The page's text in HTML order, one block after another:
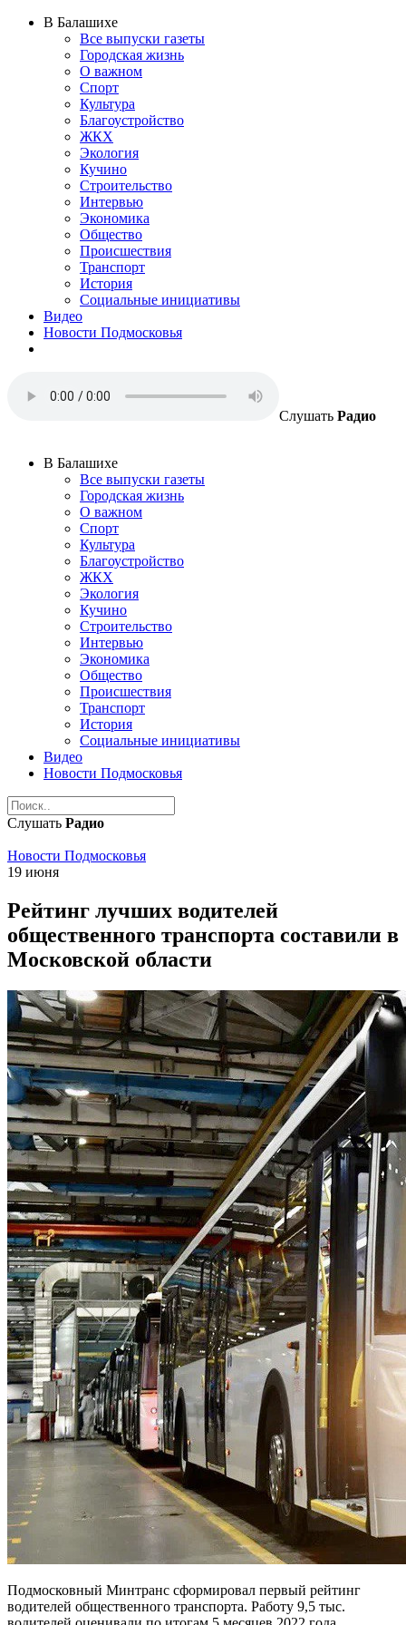
В Балашихе
Все выпуски газеты
Городская жизнь
О важном
Спорт
Культура
Благоустройство
ЖКХ
Экология
Кучино
Строительство
Интервью
Экономика
Общество
Происшествия
Транспорт
История
Социальные инициативы
Видео
Новости Подмосковья
Слушать Радио
В Балашихе
Все выпуски газеты
Городская жизнь
О важном
Спорт
Культура
Благоустройство
ЖКХ
Экология
Кучино
Строительство
Интервью
Экономика
Общество
Происшествия
Транспорт
История
Социальные инициативы
Видео
Новости Подмосковья
Слушать Радио
Новости Подмосковья
19 июня
Рейтинг лучших водителей
общественного транспорта составили в
Московской области
Подмосковный Минтранс сформировал первый рейтинг
водителей общественного транспорта. Работу 9,5 тыс.